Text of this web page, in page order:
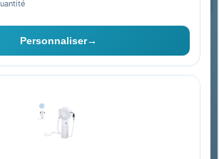
Personnaliser→
à tout moment. Vous trouverez pour
de contact dans les conditions d'utilisation du
administrations
et facturation Chorus Pro